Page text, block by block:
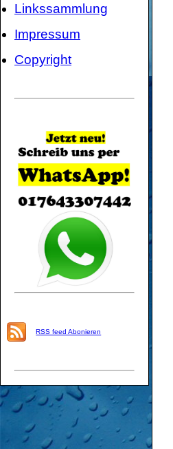
Linkssammlung
Impressum
Copyright
RSS feed Abonieren